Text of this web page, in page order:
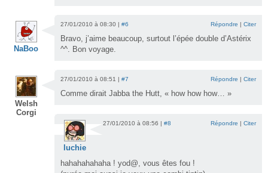
NaBoo
27/01/2010 à 08:30 | #6 Répondre | Citer
Bravo, j’aime beaucoup, surtout l’épée double d’Astérix
^^. Bon voyage.
Welsh
Corgi
27/01/2010 à 08:51 | #7 Répondre | Citer
Comme dirait Jabba the Hutt, « how how how… »
luchie
27/01/2010 à 08:56 | #8 Répondre | Citer
hahahahahaha ! yod@, vous êtes fou !